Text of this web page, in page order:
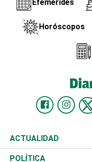
Efemérides
Horóscopos
ACTUALIDAD
Nacional
POLÍTICA